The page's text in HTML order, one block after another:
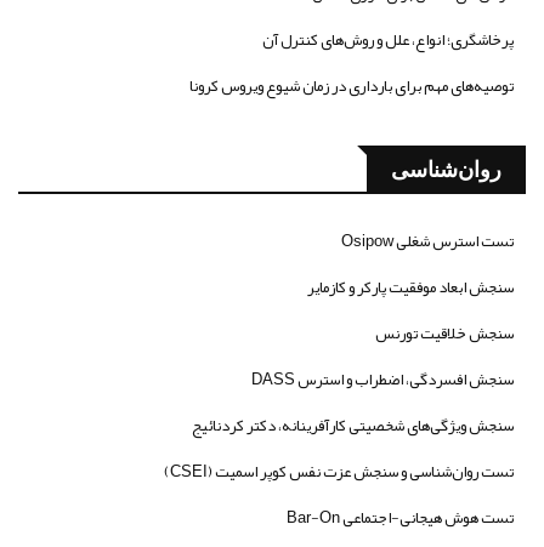
پرخاشگری؛ انواع، علل و روش‌های کنترل آن
توصیه‌های مهم برای بارداری در زمان شیوع ویروس کرونا
روان‌شناسی
تست استرس شغلی Osipow
سنجش ابعاد موفقیت پارکر و کازمایر
سنجش خلاقیت تورنس
سنجش افسردگی، اضطراب و استرس DASS
سنجش ویژگی‌های شخصیتی کارآفرینانه، دکتر کردنائیج
تست روان‌شناسی و سنجش عزت نفس کوپر اسمیت (CSEI)
تست هوش هیجانی-اجتماعی Bar-On